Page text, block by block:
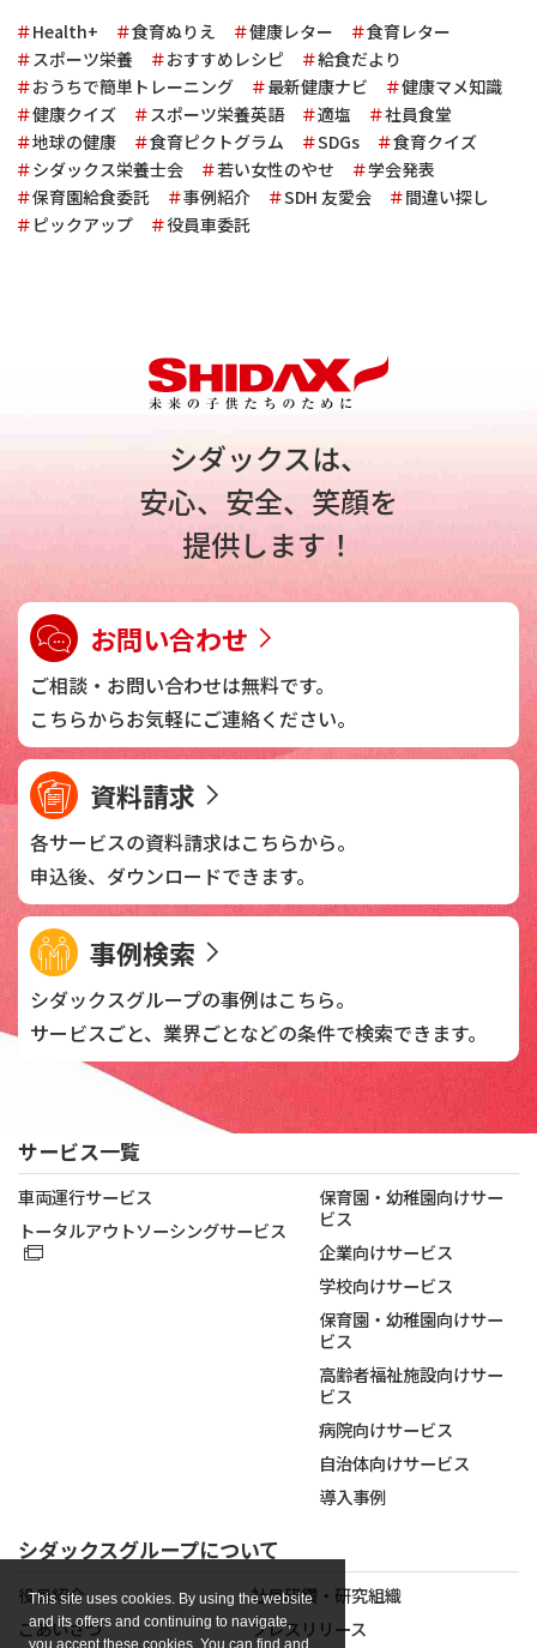
This site uses cookies. By using the website
and its offers and continuing to navigate,
you accept these cookies. You can find and
Health+ 食育ぬりえ 健康レター
食育レター
スポーツ栄養
おすすめレシピ
給食だより
おうちで簡単トレーニング
最新健康ナビ
健康マメ知識
健康クイズ
スポーツ栄養英語 適塩
社員食堂
地球の健康
食育ピクトグラム SDGs
食育クイズ
シダックス栄養士会
若い女性のやせ
学会発表
保育園給食委託
事例紹介 SDH 友愛会
間違い探し
ピックアップ
役員車委託
シダックスは、
安心、安全、笑顔を
提供します！
お問い合わせ
ご相談・お問い合わせは無料です。
こちらからお気軽にご連絡ください。
資料請求
各サービスの資料請求はこちらから。
申込後、 ダウンロードできます。
事例検索
シダックスグループの事例はこちら。
サービスごと、業界ごとなどの条件で検索できます。
サービス一覧
車両運行サービス
トータルアウトソーシングサービス
保育園・幼稚園向けサー
ビス
企業向けサービス
学校向けサービス
保育園・幼稚園向けサー
ビス
高齢者福祉施設向けサー
ビス
病院向けサービス
自治体向けサービス
導入事例
シダックスグループについて
役員紹介
ごあいさつ
社員研鑽・研究組織
プレスリリース